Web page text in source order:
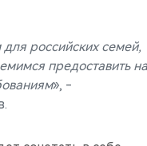
российских семей,
предоставить
», -